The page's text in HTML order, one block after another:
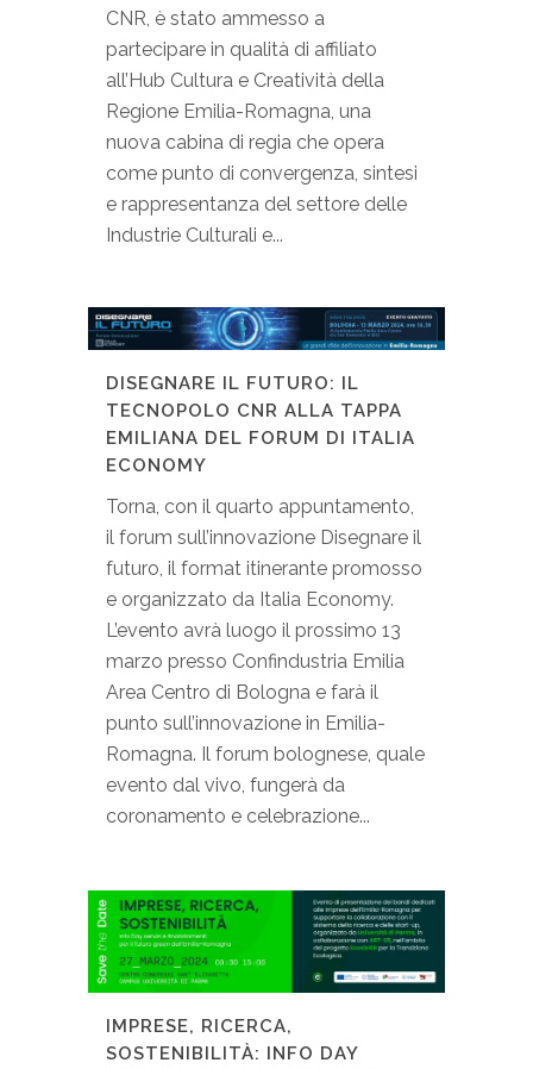
CNR, è stato ammesso a
partecipare in qualità di affiliato
all’Hub Cultura e Creatività della
Regione Emilia-Romagna, una
nuova cabina di regia che opera
come punto di convergenza, sintesi
e rappresentanza del settore delle
Industrie Culturali e...
DISEGNARE IL FUTURO: IL
TECNOPOLO CNR ALLA TAPPA
EMILIANA DEL FORUM DI ITALIA
ECONOMY
Torna, con il quarto appuntamento,
il forum sull’innovazione Disegnare il
futuro, il format itinerante promosso
e organizzato da Italia Economy.
L’evento avrà luogo il prossimo 13
marzo presso Confindustria Emilia
Area Centro di Bologna e farà il
punto sull’innovazione in Emilia-
Romagna. Il forum bolognese, quale
evento dal vivo, fungerà da
coronamento e celebrazione...
IMPRESE, RICERCA,
SOSTENIBILITÀ: INFO DAY